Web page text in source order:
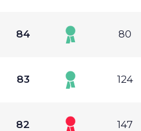
84 80
83 124
82 147